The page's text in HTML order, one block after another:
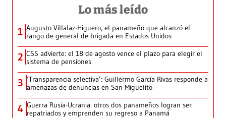
Lo más leído
1 Augusto Villalaz-Higuero, el panameño que alcanzó el
rango de general de brigada en Estados Unidos
2 CSS advierte: el 18 de agosto vence el plazo para elegir el
sistema de pensiones
3 ‘Transparencia selectiva’: Guillermo García Rivas responde a
amenazas de denuncias en San Miguelito
4 Guerra Rusia-Ucrania: otros dos panameños logran ser
repatriados y emprenden su regreso a Panamá